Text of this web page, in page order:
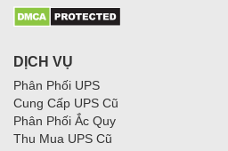
DỊCH VỤ
Phân Phối UPS
Cung Cấp UPS Cũ
Phân Phối Ắc Quy
Thu Mua UPS Cũ